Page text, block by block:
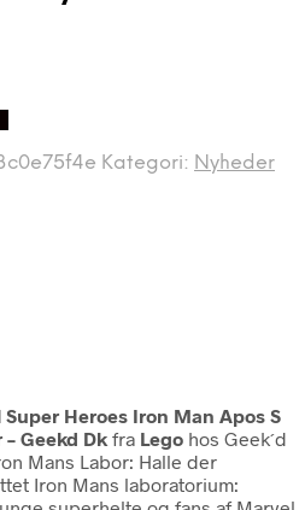
Kategori: Nyheder
Heroes Iron Man Apos S
Geekd Dk fra Lego hos Geek´d
Mans Labor: Halle der
Iron Mans laboratorium: